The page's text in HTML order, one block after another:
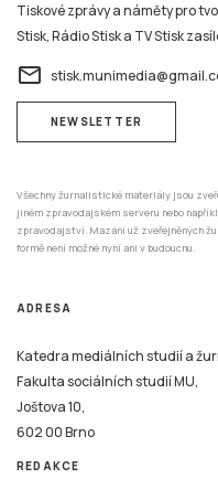
Tiskové zprávy a náměty pro
Stisk, Rádio Stisk a TV Stisk
email
NEWSLETTER
Všechny žurnalistické materiály jsou
jiném zpravodajském serveru nebo
zpravodajství. Mazání už zveřejněných
formě není možné nyní ani v budoucnu.
ADRESA
Katedra mediálních studií a
Fakulta sociálních studií MU,
Joštova 10,
602 00 Brno
REDAKCE